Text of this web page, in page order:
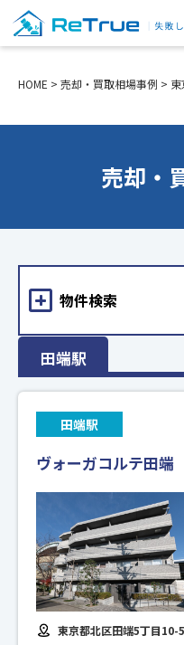
HOME > 売却・買取相場事例 >
売却・
田端駅
田端駅
ヴォーガコルテ田端
東京都北区田端5丁目10-5
物件検索